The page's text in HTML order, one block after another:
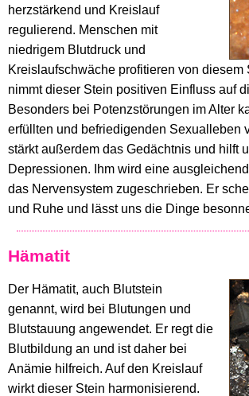
herzstärkend und Kreislauf
regulierend. Menschen mit
niedrigem Blutdruck und
Kreislaufschwäche profitieren von diesem
nimmt dieser Stein positiven Einfluss auf
Besonders bei Potenzstörungen im Alter
erfüllten und befriedigenden Sexualleben
stärkt außerdem das Gedächtnis und hilft
Depressionen. Ihm wird eine
das Nervensystem zugeschrieben. Er
und Ruhe und lässt uns die Dinge
Hämatit
Der Hämatit, auch Blutstein
genannt, wird bei Blutungen und
Blutstauung angewendet. Er regt die
Blutbildung an und ist daher bei
Anämie hilfreich. Auf den Kreislauf
wirkt dieser Stein harmonisierend.